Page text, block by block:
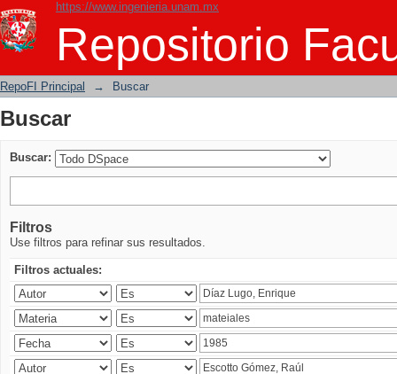
https://www.ingenieria.unam.mx
Repositorio
Buscar
RepoFI Principal → Buscar
Buscar
Buscar:
Filtros
Use filtros para refinar sus resultados.
Filtros actuales: